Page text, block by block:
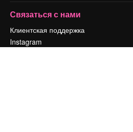
Связаться с нами
Клиентская поддержка
Instagram